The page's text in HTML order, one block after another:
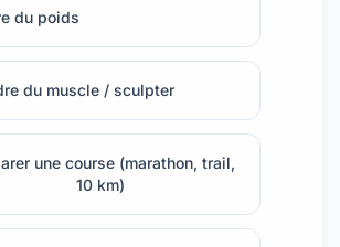
du poids
du muscle / sculpter
une course (marathon, trail,
10 km)